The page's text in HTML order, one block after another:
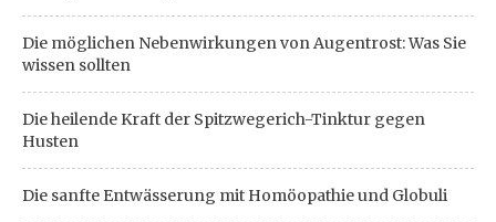
Die möglichen Nebenwirkungen von Augentrost: Was Sie
wissen sollten
Die heilende Kraft der Spitzwegerich-Tinktur gegen
Husten
Die sanfte Entwässerung mit Homöopathie und Globuli